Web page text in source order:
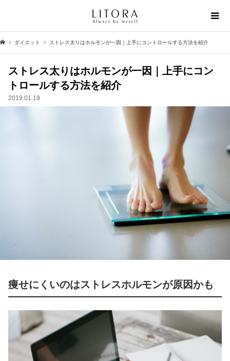
ダイエット ストレス太りはホルモンが一因｜上手にコントロールする方法を紹介
ストレス太りはホルモンが一因｜上手にコン
トロールする方法を紹介
2019.01.19
痩せにくいのはストレスホルモンが原因かも